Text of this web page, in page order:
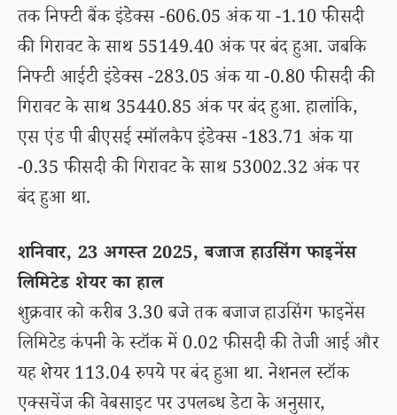
तक निफ्टी बैंक इंडेक्स -606.05 अंक या -1.10 फीसदी
की गिरावट के साथ 55149.40 अंक पर बंद हुआ. जबकि
निफ्टी आईटी इंडेक्स -283.05 अंक या -0.80 फीसदी की
गिरावट के साथ 35440.85 अंक पर बंद हुआ. हालांकि,
एस एंड पी बीएसई स्मॉलकैप इंडेक्स -183.71 अंक या
-0.35 फीसदी की गिरावट के साथ 53002.32 अंक पर
बंद हुआ था.
शनिवार, 23 अगस्त 2025, बजाज हाउसिंग फाइनेंस
लिमिटेड शेयर का हाल
शुक्रवार को करीब 3.30 बजे तक बजाज हाउसिंग फाइनेंस
लिमिटेड कंपनी के स्टॉक में 0.02 फीसदी की तेजी आई और
यह शेयर 113.04 रुपये पर बंद हुआ था. नेशनल स्टॉक
एक्सचेंज की वेबसाइट पर उपलब्ध डेटा के अनुसार,